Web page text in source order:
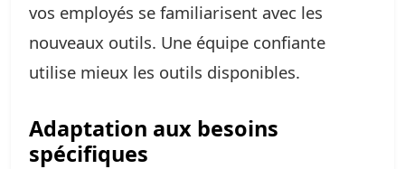
vos employés se familiarisent avec les
nouveaux outils. Une équipe confiante
utilise mieux les outils disponibles.
Adaptation aux besoins
spécifiques